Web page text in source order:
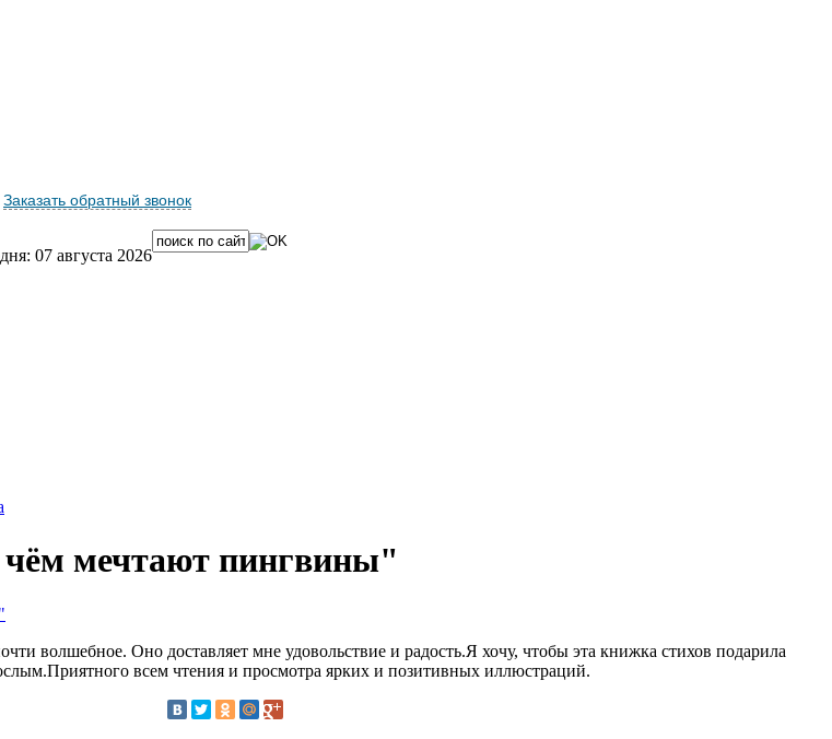
Заказать обратный звонок
07 августа 2026
мечтают пингвины"
волшебное. Оно доставляет мне удовольствие и радость.Я хочу, чтобы эта книжка стихов подарила
всем чтения и просмотра ярких и позитивных иллюстраций.